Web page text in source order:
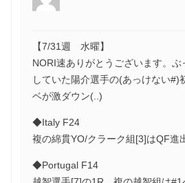
【7/31週 水曜】
NORI速ありがとうございます。
していた陽介選手の(あっけない#)
ベが激ダウン(..)
◆Italy F24
複の綿貫YO/クラーク組[3]はQF進
◆Portugal F14